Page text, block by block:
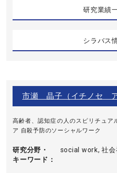
研究業績
シラバス
市瀬 晶子（イチノセ ア
高齢者、認知症の人のスピリチュア
ア 自殺予防のソーシャルワーク
研究分野・
キーワード
social work, 社会